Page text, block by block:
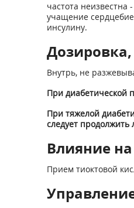
частота
учащение
инсулину.
Внутрь, не
При диабетической
При тяжелой
следует
Влияние
Прием тиоктовой